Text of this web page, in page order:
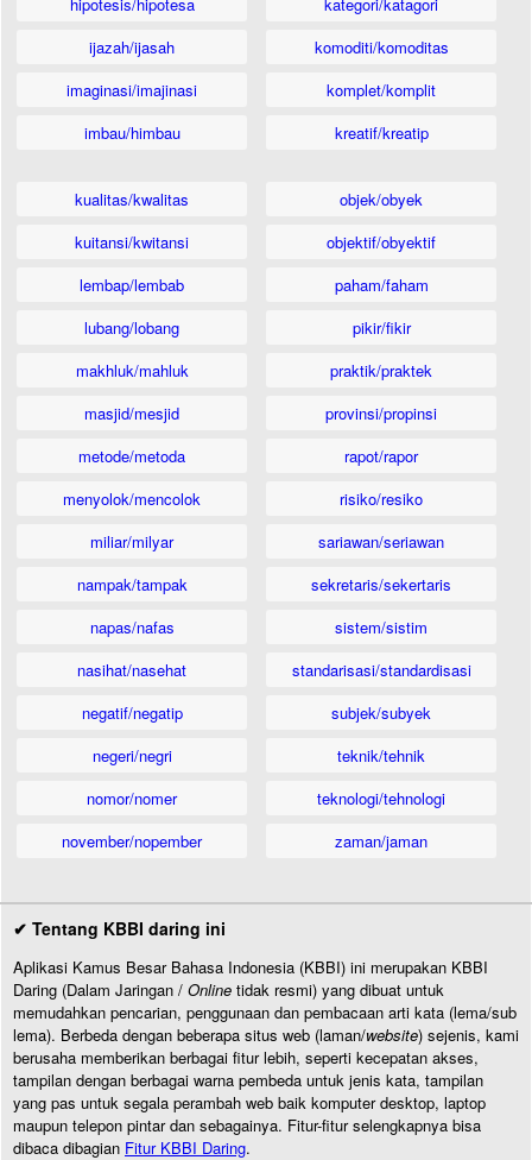
ijazah/ijasah
imaginasi/imajinasi
imbau/himbau
komoditi/komoditas
komplet/komplit
kreatif/kreatip
kualitas/kwalitas
kuitansi/kwitansi
lembap/lembab
lubang/lobang
makhluk/mahluk
masjid/mesjid
metode/metoda
menyolok/mencolok
miliar/milyar
nampak/tampak
napas/nafas
nasihat/nasehat
negatif/negatip
negeri/negri
nomor/nomer
november/nopember
objek/obyek
objektif/obyektif
paham/faham
pikir/fikir
praktik/praktek
provinsi/propinsi
rapot/rapor
risiko/resiko
sariawan/seriawan
sekretaris/sekertaris
sistem/sistim
standarisasi/standardisasi
subjek/subyek
teknik/tehnik
teknologi/tehnologi
zaman/jaman
✔ Tentang KBBI daring ini
Aplikasi Kamus Besar Bahasa Indonesia (KBBI) ini merupakan KBBI
Daring (Dalam Jaringan / Online tidak resmi) yang dibuat untuk
memudahkan pencarian, penggunaan dan pembacaan arti kata (lema/sub
lema). Berbeda dengan beberapa situs web (laman/website) sejenis, kami
berusaha memberikan berbagai fitur lebih, seperti kecepatan akses,
tampilan dengan berbagai warna pembeda untuk jenis kata, tampilan
yang pas untuk segala perambah web baik komputer desktop, laptop
maupun telepon pintar dan sebagainya. Fitur-fitur selengkapnya bisa
dibaca dibagian Fitur KBBI Daring.